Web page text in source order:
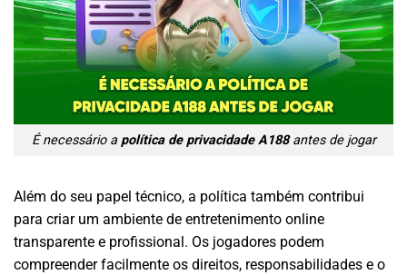
É necessário apolítica de privacidade A188antes de jogar
Além do seu papel técnico, a política também contribui
para criar um ambiente de entretenimento online
transparente e profissional. Os jogadores podem
compreender facilmente os direitos, responsabilidades e o